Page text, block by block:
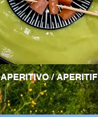
APERITIVO / APERITIF